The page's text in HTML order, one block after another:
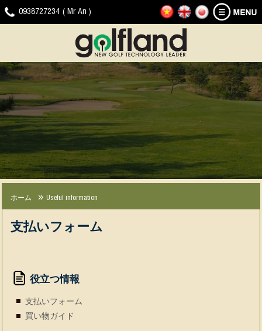
0938727234 ( Mr An )
ホ
ー
ゴ
ル
ュ
レ
ー
タ
ー
製
JOYGOLF
SMART+
ョ
ゴ
マ
ー
ト
プ
G-
SHOT
ー
ョ
マ
ー
ト
2）
ニ
ュ
プ
ロ
モ
ー
シ
ョ
会
社
ニ
ー
経
験
ニ
ュ
ス
プ
シ
ョ
ン
2013-
ダ
ウ
ド
ビ
デ
ッ
プ
ゴ
ル
ド
へ
の
問
い
合
せ
ホーム Useful information
支払いフォーム
役立つ情報
支払いフォーム
買い物ガイド